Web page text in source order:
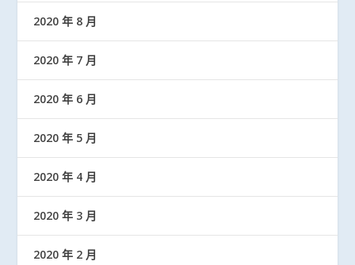
2020 年 8 月
2020 年 7 月
2020 年 6 月
2020 年 5 月
2020 年 4 月
2020 年 3 月
2020 年 2 月